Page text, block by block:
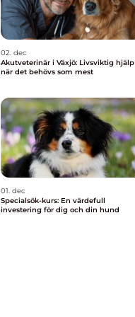
02. dec
Akutveterinär i Växjö: Livsviktig hjälp
när det behövs som mest
01. dec
Specialsök-kurs: En värdefull
investering för dig och din hund